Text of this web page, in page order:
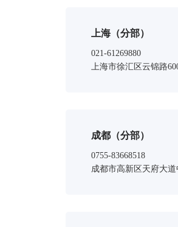
上海（分部）
021-61269880
上海市徐汇区云锦路
成都（分部）
0755-83668518
成都市高新区天府大道